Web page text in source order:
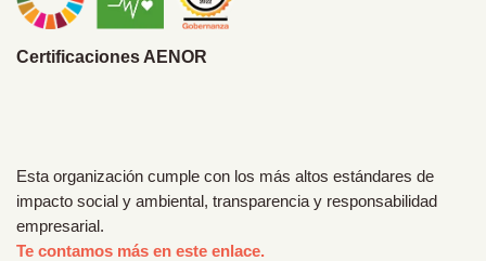
Certificaciones AENOR
Esta organización cumple con los más altos estándares de
impacto social y ambiental, transparencia y responsabilidad
empresarial.
Te contamos más en este enlace.